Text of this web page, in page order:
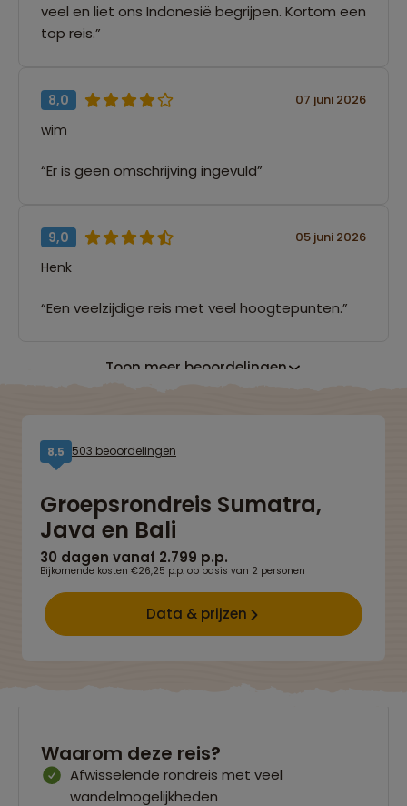
veel en liet ons Indonesië begrijpen. Kortom een
top reis.”
8,0 07 juni 2026
wim
“Er is geen omschrijving ingevuld”
9,0 05 juni 2026
Henk
“Een veelzijdige reis met veel hoogtepunten.”
Toon meer beoordelingen
8,5 503 beoordelingen
Groepsrondreis Sumatra,
Java en Bali
30 dagen vanaf 2.799 p.p.
Bijkomende kosten €26,25 p.p. op basis van 2 personen
Data & prijzen
Waarom deze reis?
Afwisselende rondreis met veel
wandelmogelijkheden